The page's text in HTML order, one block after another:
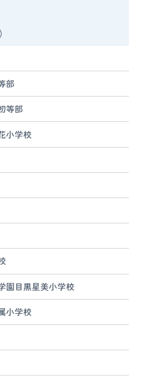
部
等部
小学校
園目黒星美小学校
小学校